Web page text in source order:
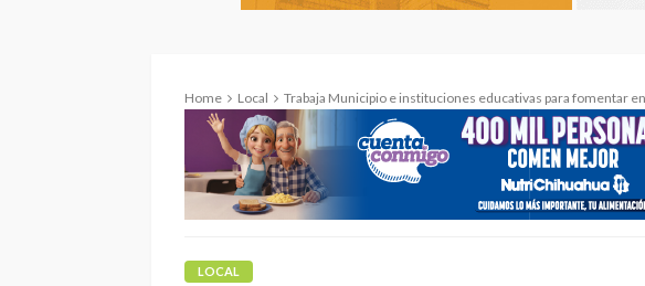
Home Local Trabaja Municipio e instituciones educativas para fomentar en los jóvenes la
LOCAL